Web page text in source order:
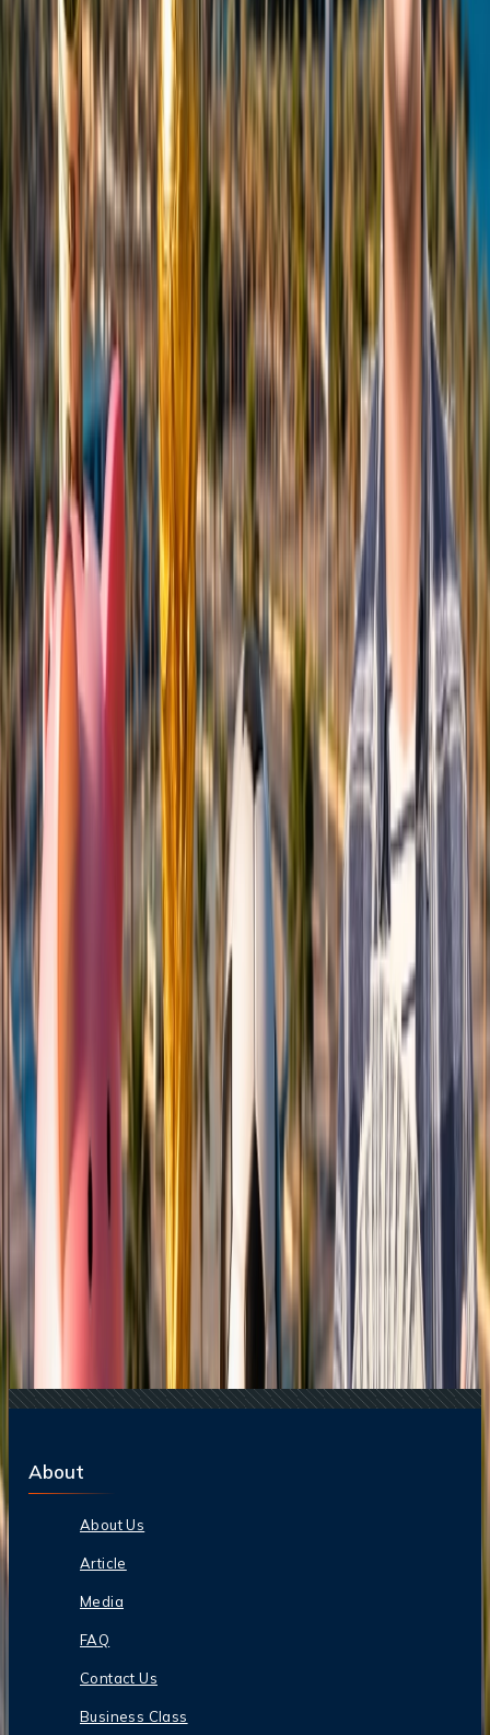
Un viaje a Bolivia es inolvidable. Es un destino diferente a cualquier
otro por su peculiar fusión de esplendor natural, variedad cultural e
importancia histórica.
Hasta donde alcanza la vista, el Salar de Uyuni, el mayor salar
del mundo, es una extraña extensión de corteza salina de un
blanco cegador.
Durante la estación de lluvias, se transforma en un enorme
espejo que refleja el cielo y produce una asombrosa ilusión
óptica.
La cordillera de los Andes, que ofrece algunas de las rutas de
senderismo más impresionantes del mundo, también se
encuentra allí.
Con sus elevados picos, la Cordillera Real, una subcordillera
de los Andes, es un paraíso para los amantes de la aventura.
Merece la pena visitar las localidades de Sucre, La Paz, y
Copacabana
Las atracciones locales son las ruinas de Tiwanaku, la
carretera de los Yungas del Norte, el Parque Nacional Madidi,
la isla del Sol y el impresionante lago navegable más alto, el
lago Titicaca.
La cocina local incluye silpancho, tucumanas, sajta de pollo,
salteñas, cuñapés, anticucho, etc.
Atención al cliente 24/7
Cancelación
Experto en hoteles
Confirmación de reserva
+1-240-523-4500
Recent Blogs de viajes
Adiós a las esperas: la magia de los chatbots en la
industria de viajes
La Copa Mundial de la FIFA: 10 Trucos Para
Cuidar tu Bolsillo
10 Errores Que Encarecen Los Viajes A La
Copa Mundial De La FIFA
Del ritmo al paraíso: guía para enamorarte de
25 Jul, 2026
De Italia a Japón: 10 destinos icónicos que son
merecen la pena explorar
Blogs de viajes relacionados
17 Jul, 2026
Adiós a las esperas: la magia de los chatbots en la
industria de viajes
04 Aug, 2026
Del ritmo al paraíso: guía para enamorarte de
Brasil
24 Jun, 2026
Wimbledon 2026: la guía completa para
planificar tu viaje al Grand Slam
29 Jun, 2026
10 cosas que hacer en Londres durante
Wimbledon 2026
La Copa Mundial de la FIFA: 10 Trucos Para
Cuidar tu Bolsillo
About
About Us
Article
Media
FAQ
Contact Us
Business Class